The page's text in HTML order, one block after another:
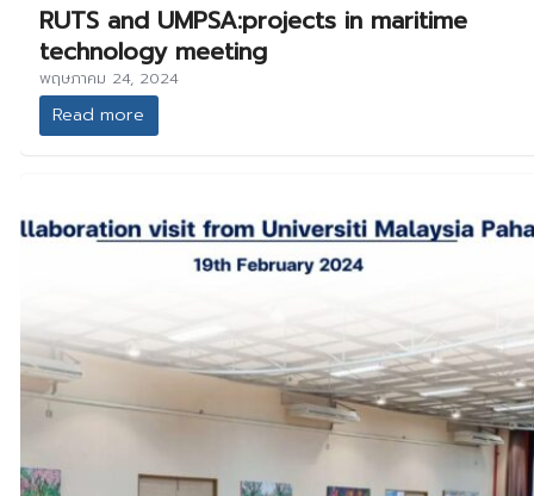
RUTS and UMPSA:projects in maritime
technology meeting
พฤษภาคม 24, 2024
Read more